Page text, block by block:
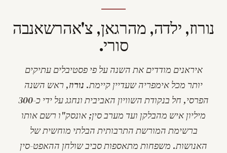
נורוז, ילדה, מהרגאן, צ'אהרשאנבה
סורי.
איראנים מודדים את השנה על פי פסטיבלים עתיקים
יותר מכל אימפריה שעדיין קיימת. נורוז, ראש השנה
הפרסי, חל בנקודת השוויון האביבית ונחגג על ידי כ-300
מיליון איש מהבלקן ועד מערב סין; אונסק"ו רשם אותו
ברשימת המורשת התרבותית הבלתי מוחשית של
האנושות. משפחות מתאספות סביב שולחן ההאפט-סין